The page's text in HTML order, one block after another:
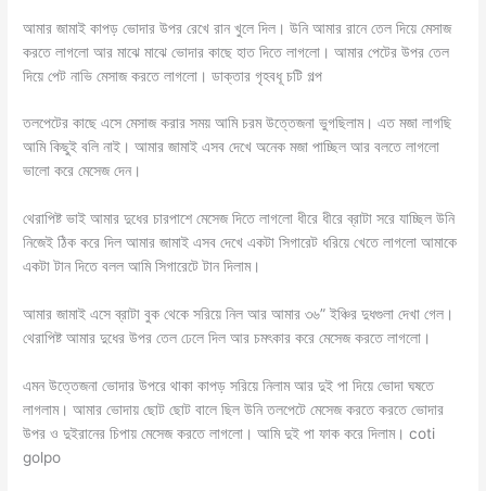
আমার জামাই কাপড় ভোদার উপর রেখে রান খুলে দিল। উনি আমার রানে তেল দিয়ে মেসাজ
করতে লাগলো আর মাঝে মাঝে ভোদার কাছে হাত দিতে লাগলো। আমার পেটের উপর তেল
দিয়ে পেট নাভি মেসাজ করতে লাগলো। ডাক্তার গৃহবধূ চটি গল্প
তলপেটের কাছে এসে মেসাজ করার সময় আমি চরম উত্তেজনা ভুগছিলাম। এত মজা লাগছি
আমি কিছুই বলি নাই। আমার জামাই এসব দেখে অনেক মজা পাচ্ছিল আর বলতে লাগলো
ভালো করে মেসেজ দেন।
থেরাপিষ্ট ভাই আমার দুধের চারপাশে মেসেজ দিতে লাগলো ধীরে ধীরে ব্রাটা সরে যাচ্ছিল উনি
নিজেই ঠিক করে দিল আমার জামাই এসব দেখে একটা সিগারেট ধরিয়ে খেতে লাগলো আমাকে
একটা টান দিতে বলল আমি সিগারেটে টান দিলাম।
আমার জামাই এসে ব্রাটা বুক থেকে সরিয়ে নিল আর আমার ৩৬” ইঞ্চির দুধগুলা দেখা গেল।
থেরাপিষ্ট আমার দুধের উপর তেল ঢেলে দিল আর চমৎকার করে মেসেজ করতে লাগলো।
এমন উত্তেজনা ভোদার উপরে থাকা কাপড় সরিয়ে নিলাম আর দুই পা দিয়ে ভোদা ঘষতে
লাগলাম। আমার ভোদায় ছোট ছোট বালে ছিল উনি তলপেটে মেসেজ করতে করতে ভোদার
উপর ও দুইরানের চিপায় মেসেজ করতে লাগলো। আমি দুই পা ফাক করে দিলাম। coti
golpo